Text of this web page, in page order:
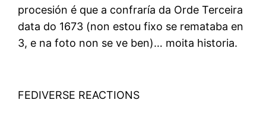
procesión é que a confraría da Orde Terceira
data do 1673 (non estou fixo se remataba en
3, e na foto non se ve ben)… moita historia.
FEDIVERSE REACTIONS